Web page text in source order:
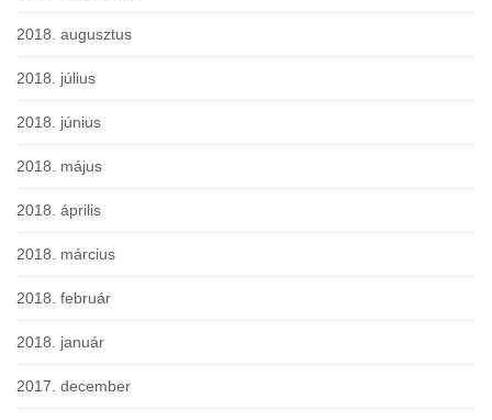
2018. augusztus
2018. július
2018. június
2018. május
2018. április
2018. március
2018. február
2018. január
2017. december